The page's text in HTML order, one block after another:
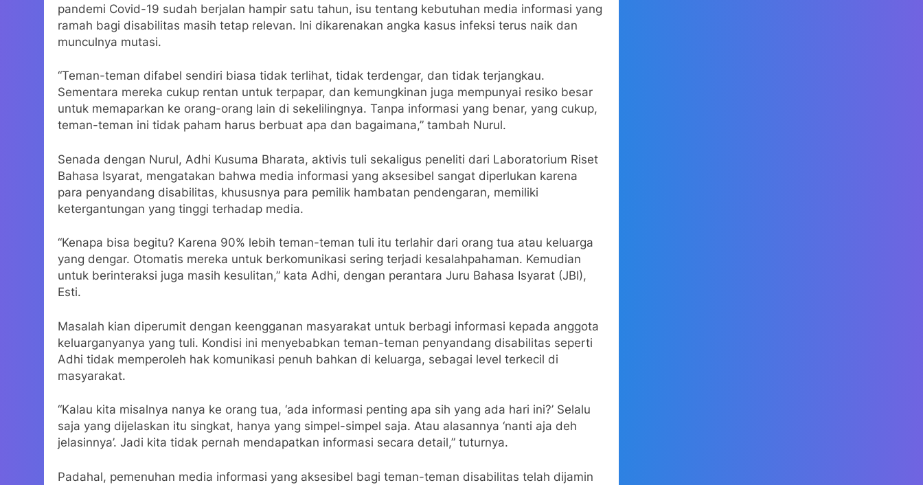
pandemi Covid-19 sudah berjalan hampir satu tahun, isu tentang kebutuhan media informasi yang
ramah bagi disabilitas masih tetap relevan. Ini dikarenakan angka kasus infeksi terus naik dan
munculnya mutasi.
“Teman-teman difabel sendiri biasa tidak terlihat, tidak terdengar, dan tidak terjangkau.
Sementara mereka cukup rentan untuk terpapar, dan kemungkinan juga mempunyai resiko besar
untuk memaparkan ke orang-orang lain di sekelilingnya. Tanpa informasi yang benar, yang cukup,
teman-teman ini tidak paham harus berbuat apa dan bagaimana,” tambah Nurul.
Senada dengan Nurul, Adhi Kusuma Bharata, aktivis tuli sekaligus peneliti dari Laboratorium Riset
Bahasa Isyarat, mengatakan bahwa media informasi yang aksesibel sangat diperlukan karena
para penyandang disabilitas, khususnya para pemilik hambatan pendengaran, memiliki
ketergantungan yang tinggi terhadap media.
“Kenapa bisa begitu? Karena 90% lebih teman-teman tuli itu terlahir dari orang tua atau keluarga
yang dengar. Otomatis mereka untuk berkomunikasi sering terjadi kesalahpahaman. Kemudian
untuk berinteraksi juga masih kesulitan,” kata Adhi, dengan perantara Juru Bahasa Isyarat (JBI),
Esti.
Masalah kian diperumit dengan keengganan masyarakat untuk berbagi informasi kepada anggota
keluarganyanya yang tuli. Kondisi ini menyebabkan teman-teman penyandang disabilitas seperti
Adhi tidak memperoleh hak komunikasi penuh bahkan di keluarga, sebagai level terkecil di
masyarakat.
“Kalau kita misalnya nanya ke orang tua, ‘ada informasi penting apa sih yang ada hari ini?’ Selalu
saja yang dijelaskan itu singkat, hanya yang simpel-simpel saja. Atau alasannya ‘nanti aja deh
jelasinnya’. Jadi kita tidak pernah mendapatkan informasi secara detail,” tuturnya.
Padahal, pemenuhan media informasi yang aksesibel bagi teman-teman disabilitas telah dijamin